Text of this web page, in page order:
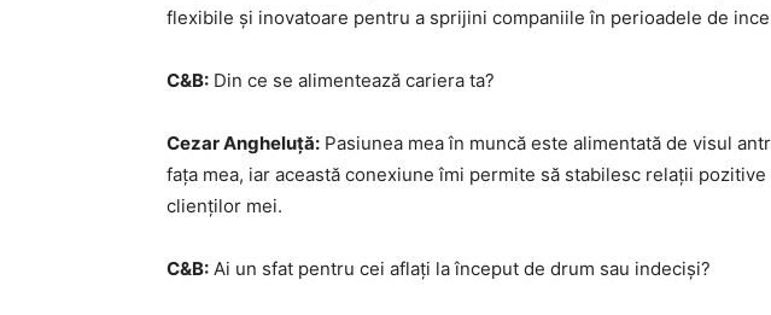
flexibile și inovatoare pentru a sprijini companiile în perioadele de
C&B: Din ce se alimentează cariera ta?
Cezar Angheluță: Pasiunea mea în muncă este alimentată de visul
fața mea, iar această conexiune îmi permite să stabilesc relații
clienților mei.
C&B: Ai un sfat pentru cei aflați la început de drum sau indeciși?